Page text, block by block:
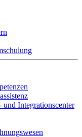
Integrationscenter